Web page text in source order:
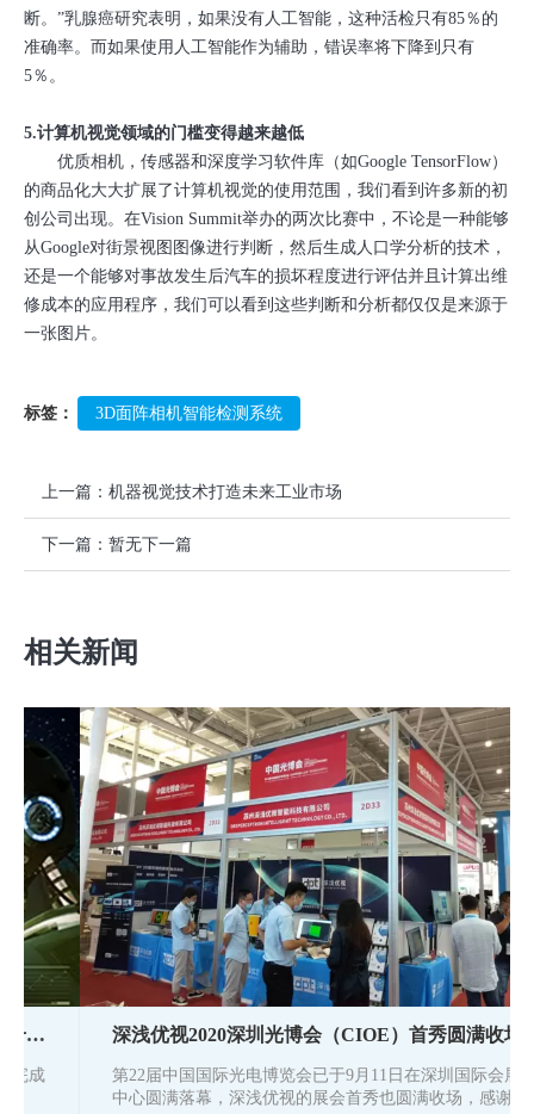
断。”乳腺癌研究表明，如果没有人工智能，这种活检只有85％的
准确率。而如果使用人工智能作为辅助，错误率将下降到只有
5％。
5.计算机视觉领域的门槛变得越来越低
优质相机，传感器和深度学习软件库（如Google TensorFlow）
的商品化大大扩展了计算机视觉的使用范围，我们看到许多新的初
创公司出现。在Vision Summit举办的两次比赛中，不论是一种能够
从Google对街景视图图像进行判断，然后生成人口学分析的技术，
还是一个能够对事故发生后汽车的损坏程度进行评估并且计算出维
修成本的应用程序，我们可以看到这些判断和分析都仅仅是来源于
一张图片。
标签： 3D面阵相机智能检测系统
上一篇： 机器视觉技术打造未来工业市场
下一篇： 暂无下一篇
相关新闻
深浅优视2020深圳光博会（CIOE）首秀圆满收场
第22届中国国际光电博览会已于9月11日在深圳国际会展
中心圆满落幕，深浅优视的展会首秀也圆满收场，感谢在